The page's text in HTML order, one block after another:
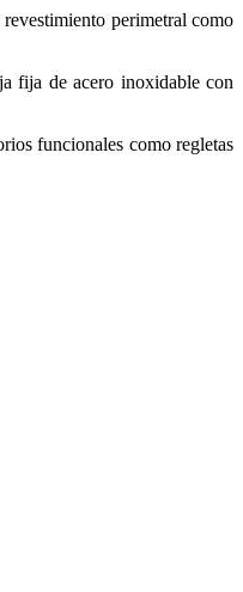
perimetral como
fija de acero inoxidable con
funcionales como regletas